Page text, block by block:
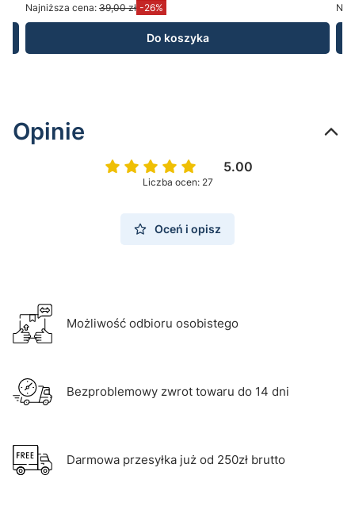
Najniższa cena: 39,00 zł -26%
Do koszyka
Opinie
5.00
Liczba ocen: 27
Oceń i opisz
Możliwość odbioru osobistego
Bezproblemowy zwrot towaru do 14 dni
Darmowa przesyłka już od 250zł brutto